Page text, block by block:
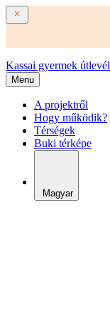
Kassai gyermek útlevél
Menu
A projektről
Hogy működik?
Térségek
Buki térképe
Magyar